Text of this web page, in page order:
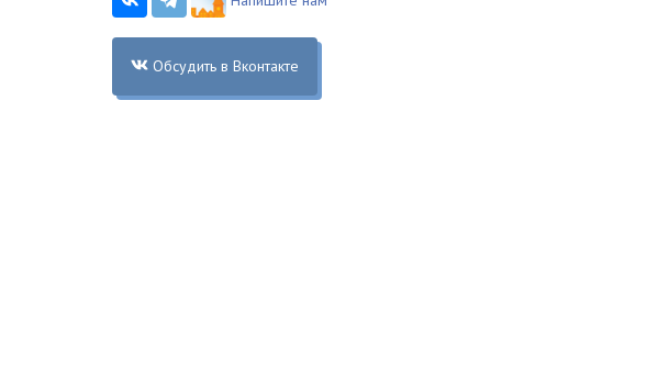
Обсудить в Вконтакте